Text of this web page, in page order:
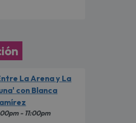
La Arena y La
con Blanca
- 11:00pm